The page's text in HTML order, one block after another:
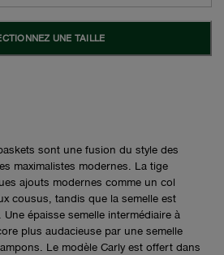
UNE TAILLE
sont une fusion du style des
maximalistes modernes. La tige
ajouts modernes comme un col
cousus, tandis que la semelle est
épaisse semelle intermédiaire à
plus audacieuse par une semelle
Le modèle Carly est offert dans